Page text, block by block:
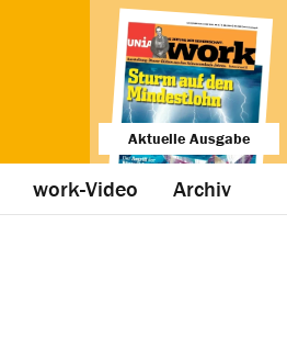
Aktuelle Ausgabe
work-Video Archiv